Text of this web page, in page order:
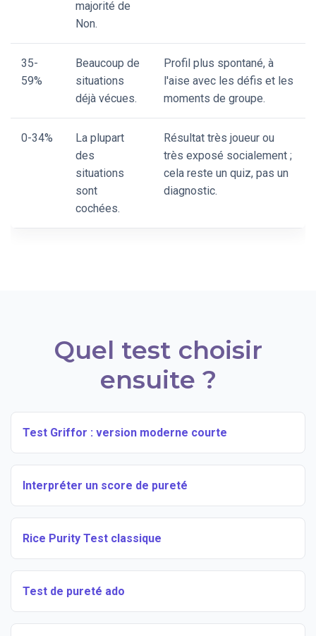
majorité de
Non.
35-
59%
Beaucoup de
situations
déjà vécues.
Profil plus spontané, à
l'aise avec les défis et les
moments de groupe.
0-34%
La plupart
des
situations
sont
cochées.
Résultat très joueur ou
très exposé socialement ;
cela reste un quiz, pas un
diagnostic.
Quel test choisir
ensuite ?
Test Griffor : version moderne courte
Interpréter un score de pureté
Rice Purity Test classique
Test de pureté ado